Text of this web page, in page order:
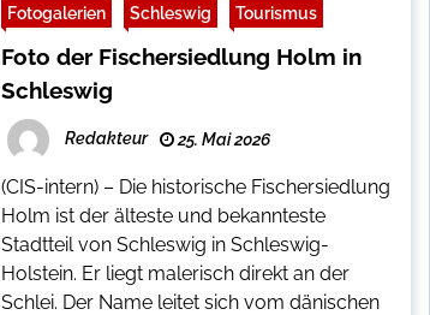
Fotogalerien Schleswig Tourismus
Foto der Fischersiedlung Holm in
Schleswig
Redakteur 25. Mai 2026
(CIS-intern) – Die historische Fischersiedlung
Holm ist der älteste und bekannteste
Stadtteil von Schleswig in Schleswig-
Holstein. Er liegt malerisch direkt an der
Schlei. Der Name leitet sich vom dänischen